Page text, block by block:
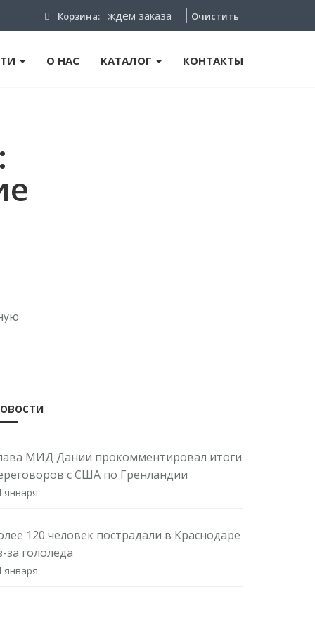
Корзина: Очистить
ждем заказа
О НАС КАТАЛОГ КОНТАКТЫ
МИД Дании прокомментировал итоги
с США по Гренландии
января
120 человек пострадали в Краснодаре
за гололеда
января